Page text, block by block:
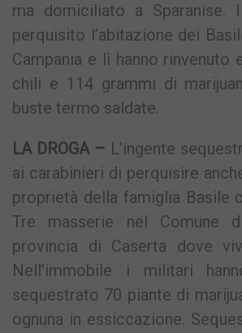
ma domiciliato a Sparanise.
perquisito l’abitazione dei
Campania e lì hanno rinvenuto
chili e 114 grammi di
buste termo saldate.
LA DROGA – L’ingente
ai carabinieri di perquisire
proprietà della famiglia Basile
Tre masserie nel Comune
provincia di Caserta dove
Nell’immobile i militari
sequestrato 70 piante di
ognuna in essiccazione.